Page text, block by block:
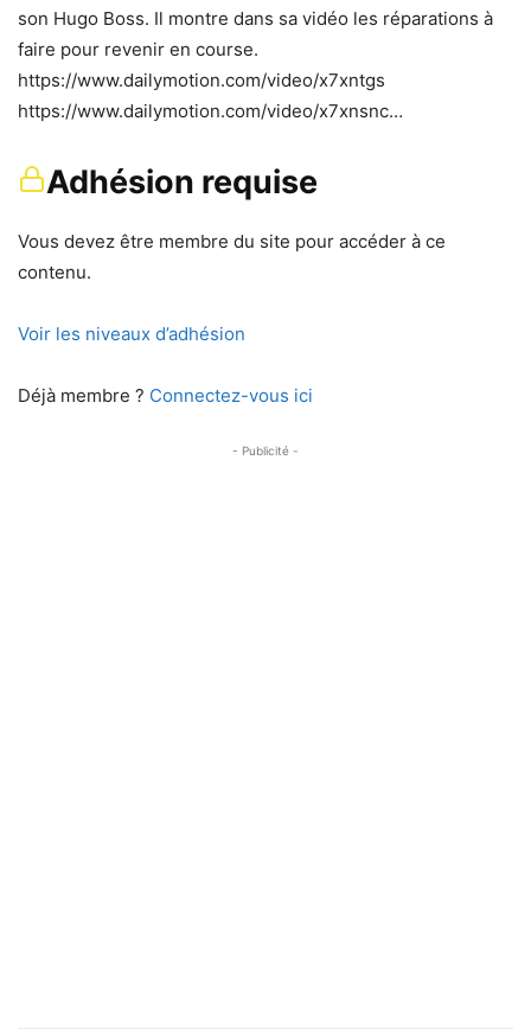
son Hugo Boss. Il montre dans sa vidéo les réparations à
faire pour revenir en course.
https://www.dailymotion.com/video/x7xntgs
https://www.dailymotion.com/video/x7xnsnc…
Adhésion requise
Vous devez être membre du site pour accéder à ce
contenu.
Voir les niveaux d’adhésion
Déjà membre ? Connectez-vous ici
- Publicité -